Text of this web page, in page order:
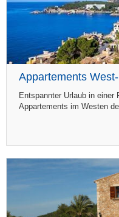
Appartements
Entspannter Urlaub in einer
Appartements im Westen